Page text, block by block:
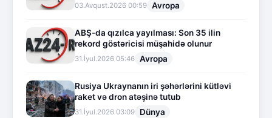
03.Avqust.2026 00:59 Avropa
ABŞ-da qızılca yayılması: Son 35 ilin
rekord göstəricisi müşahidə olunur
31.İyul.2026 05:46 Avropa
Rusiya Ukraynanın iri şəhərlərini kütləvi
raket və dron atəşinə tutub
31.İyul.2026 03:09 Dünya